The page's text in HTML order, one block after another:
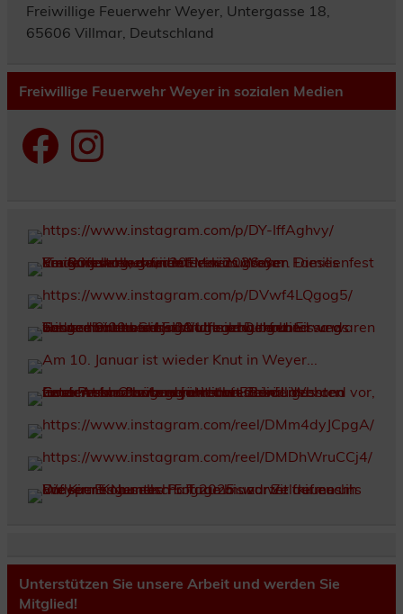
Freiwillige Feuerwehr Weyer, Untergasse 18,
65606 Villmar, Deutschland
Freiwillige Feuerwehr Weyer in sozialen Medien
FacebookInstagram
Unterstützen Sie unsere Arbeit und werden Sie
Mitglied!